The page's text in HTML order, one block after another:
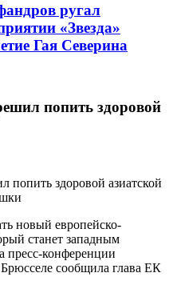
ругал
«Звезда»
Гая Северина
попить здоровой
новый европейско-
станет западным
конференции
сообщила глава ЕК